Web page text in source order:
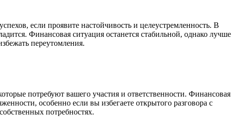
если проявите настойчивость и целеустремленность. В
Финансовая ситуация останется стабильной, однако лучше
переутомления.
потребуют вашего участия и ответственности. Финансовая
особенно если вы избегаете открытого разговора с
потребностях.